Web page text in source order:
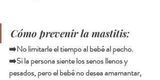
Cómo prevenir la mastitis:
➡️No limitarle el tiempo al bebé al pecho.
➡️Si la persona siente los senos llenos y
pesados, pero el bebé no desea amamantar,